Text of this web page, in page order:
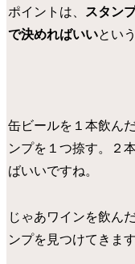
ポイントは、
スタン
で決めればいいとい
缶ビールを１本飲ん
ンプを１つ捺す。２
ばいいですね。
じゃあワインを飲ん
ンプを見つけてきま